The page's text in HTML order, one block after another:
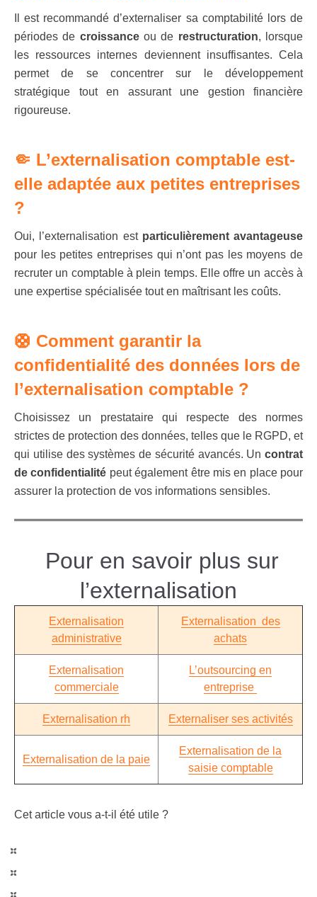
Il est recommandé d’externaliser sa comptabilité lors de
périodes de croissanceou de restructuration, lorsque
les ressources internes deviennent insuffisantes. Cela
permet de se concentrer sur le développement
stratégique tout en assurant une gestion financière
rigoureuse.
🤏 L’externalisation comptable est-
elle adaptée aux petites entreprises
?
Oui, l’externalisation est particulièrement avantageuse
pour les petites entreprises qui n’ont pas les moyens de
recruter un comptable à plein temps. Elle offre un accès à
une expertise spécialisée tout en maîtrisant les coûts.
🛟 Comment garantir la
confidentialité des données lors de
l’externalisation comptable ?
Choisissez un prestataire qui respecte des normes
strictes de protection des données, telles que le RGPD, et
qui utilise des systèmes de sécurité avancés. Un contrat
de confidentialité peut également être mis en place pour
assurer la protection de vos informations sensibles.
Pour en savoir plus sur
l’externalisation
Externalisation
administrative
Externalisation des
achats
Externalisation
commerciale
L’outsourcing en
entreprise
Externalisation rh Externaliser ses activités
Externalisation de la paie
Externalisation de la
saisie comptable
Cet article vous a-t-il été utile ?